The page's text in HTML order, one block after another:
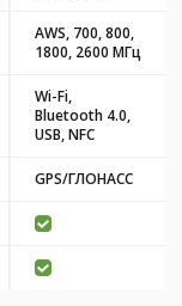
AWS, 700, 800,
1800, 2600 МГц
Wi-Fi,
Bluetooth 4.0,
USB, NFC
GPS/ГЛОНАСС